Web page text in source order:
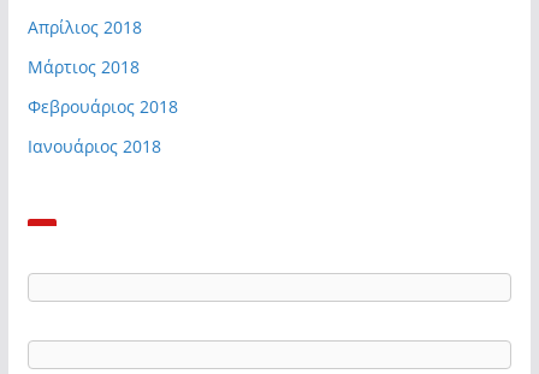
Απρίλιος 2018
Μάρτιος 2018
Φεβρουάριος 2018
Ιανουάριος 2018